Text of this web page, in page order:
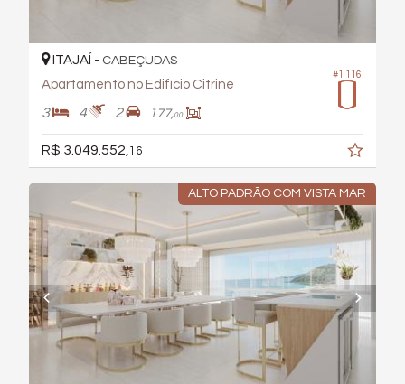
#1.116
ITAJAÍ - CABEÇUDAS
Apartamento no Edifício Citrine
3 4 2 177,00
R$ 3.049.552, 16
ALTO PADRÃO COM VISTA MAR